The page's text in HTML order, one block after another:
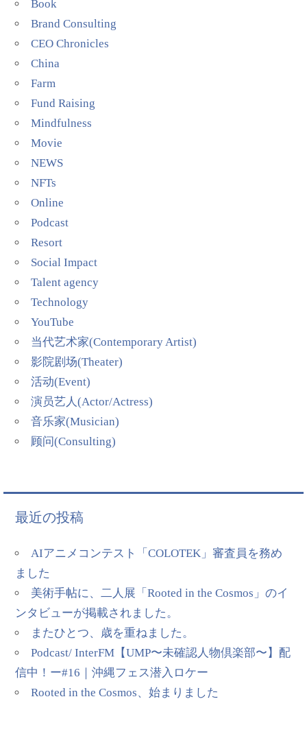
Book
Brand Consulting
CEO Chronicles
China
Farm
Fund Raising
Mindfulness
Movie
NEWS
NFTs
Online
Podcast
Resort
Social Impact
Talent agency
Technology
YouTube
当代艺术家(Contemporary Artist)
影院剧场(Theater)
活动(Event)
演员艺人(Actor/Actress)
音乐家(Musician)
顾问(Consulting)
最近の投稿
AIアニメコンテスト「COLOTEK」審査員を務め
ました
美術手帖に、二人展「Rooted in the Cosmos」のイ
ンタビューが掲載されました。
またひとつ、歳を重ねました。
Podcast/ InterFM【UMP〜未確認人物倶楽部〜】配
信中！ー#16｜沖縄フェス潜入ロケー
Rooted in the Cosmos、始まりました